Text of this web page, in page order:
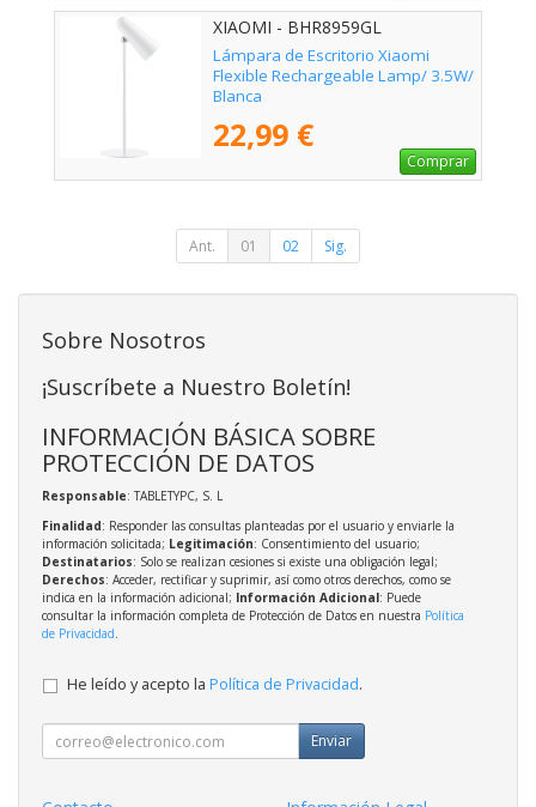
XIAOMI - BHR8959GL
Lámpara de Escritorio Xiaomi
Flexible Rechargeable Lamp/ 3.5W/
Blanca
22,99 €
Comprar
Ant. 01 02 Sig.
Sobre Nosotros
¡Suscríbete a Nuestro Boletín!
INFORMACIÓN BÁSICA SOBRE
PROTECCIÓN DE DATOS
Responsable: TABLETYPC, S. L
Finalidad: Responder las consultas planteadas por el usuario y enviarle la
información solicitada; Legitimación: Consentimiento del usuario;
Destinatarios: Solo se realizan cesiones si existe una obligación legal;
Derechos: Acceder, rectificar y suprimir, así como otros derechos, como se
indica en la información adicional; Información Adicional: Puede
consultar la información completa de Protección de Datos en nuestra Política
de Privacidad.
He leído y acepto la Política de Privacidad.
Enviar